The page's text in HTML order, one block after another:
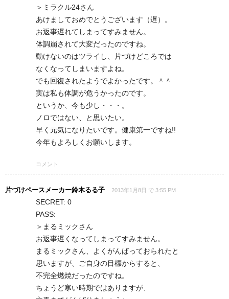
＞ミラクル24さん
あけましておめでとうございます（遅）。
お返事遅れてしまってすみません。
体調崩されて大変だったのですね。
動けないのはツライし、片づけどころでは
なくなってしまいますよね。
でも回復されたようでよかったです。＾＾
実は私も体調が危うかったのです。
というか、今も少し・・・。
ノロではない、と思いたい。
早く元気になりたいです。健康第一ですね!!
今年もよろしくお願いします。
コメント
片づけペースメーカー鈴木るる子 2013年1月8日 で 3:55 PM
SECRET: 0
PASS:
＞まるミックさん
お返事遅くなってしまってすみません。
まるミックさん、よくがんばっておられたと
思いますが、ご自身の目標からすると、
不完全燃焼だったのですね。
ちょうど寒い時期ではありますが、